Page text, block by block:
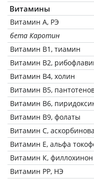
Витамины
Витамин А, РЭ
бета Каротин
Витамин В1, тиамин
Витамин В2,
Витамин В4, холин
Витамин В5,
Витамин В6,
Витамин В9, фолаты
Витамин C,
Витамин Е, альфа
Витамин К, филлохинон
Витамин РР, НЭ